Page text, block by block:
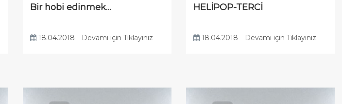
Bir hobi edinmek…
18.04.2018 Devamı için Tıklayınız
HELİPOP-TERCİ
18.04.2018 Devamı için Tıklayınız